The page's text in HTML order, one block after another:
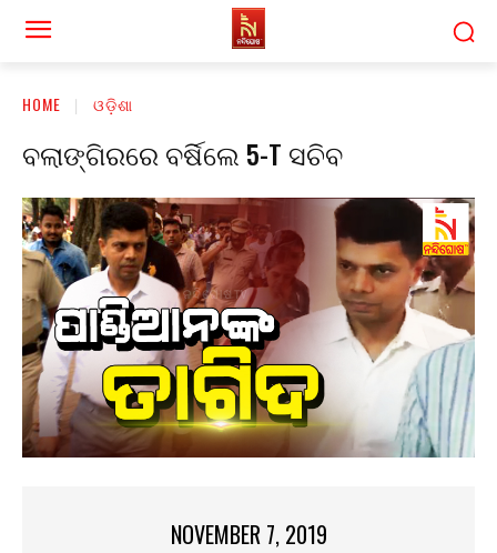
HOME ଓଡ଼ିଶା
ବଲାଙ୍ଗିରରେ ବର୍ଷିଲେ 5-T ସଚିବ
NOVEMBER 7, 2019